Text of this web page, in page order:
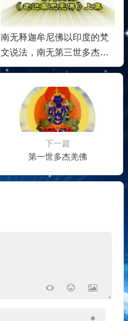
南无释迦牟尼佛以印度的梵
文说法，南无第三世多杰羌
佛以中文面向世界讲说纯正
下一篇
第一世多杰羌佛